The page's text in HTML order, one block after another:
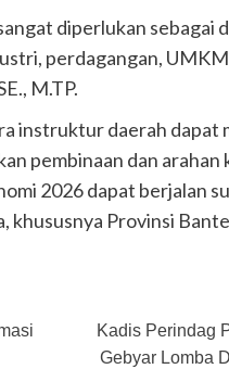
diperlukan sebagai
perdagangan,
M.TP.
instruktur daerah dapat
pembinaan dan arahan
2026 dapat berjalan
khususnya Provinsi
Kadis Perindag
Gebyar Lomba